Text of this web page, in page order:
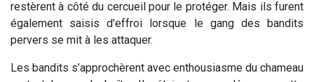
restèrent à côté du cercueil pour le protéger. Mais ils furent
également saisis d’effroi lorsque le gang des bandits
pervers se mit à les attaquer.
Les bandits s’approchèrent avec enthousiasme du chameau